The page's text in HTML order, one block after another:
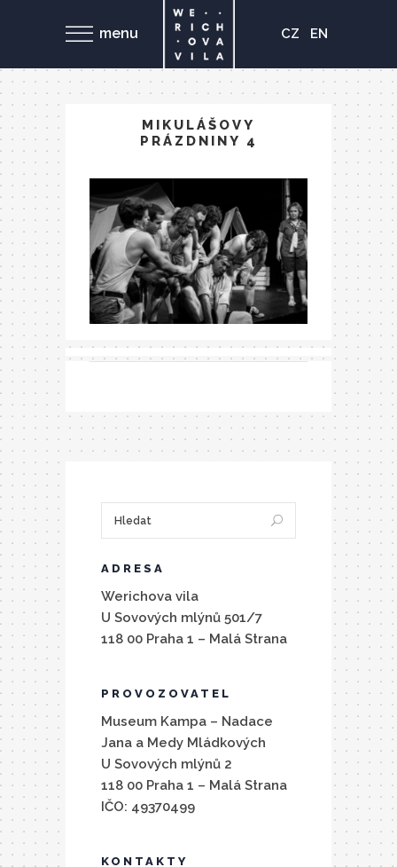
menu CZ EN
MIKULÁŠOVY
PRÁZDNINY 4
ADRESA
Werichova vila
U Sovových mlýnů 501/7
118 00 Praha 1 – Malá Strana
PROVOZOVATEL
Museum Kampa – Nadace
Jana a Medy Mládkových
U Sovových mlýnů 2
118 00 Praha 1 – Malá Strana
IČO: 49370499
KONTAKTY